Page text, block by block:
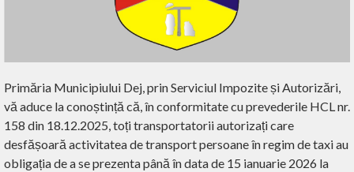
Primăria Municipiului Dej, prin Serviciul Impozite și Autorizări,
vă aduce la conoștință că, în conformitate cu prevederile HCL nr.
158 din 18.12.2025, toți transportatorii autorizați care
desfășoară activitatea de transport persoane în regim de taxi au
obligația de a se prezenta până în data de 15 ianuarie 2026 la